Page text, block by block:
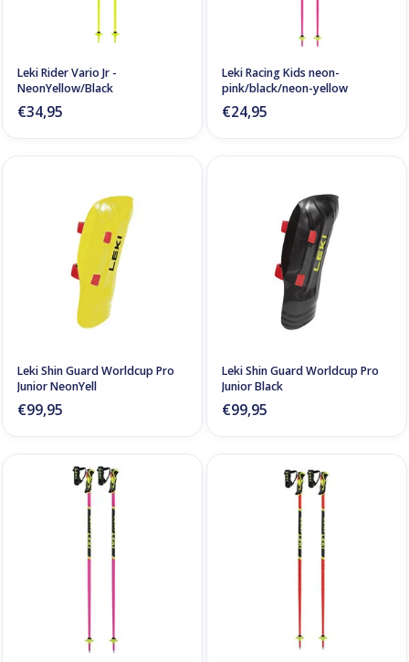
Leki Rider Vario Jr -
NeonYellow/Black
€34,95
Leki Racing Kids neon-
pink/black/neon-yellow
€24,95
Leki Shin Guard Worldcup Pro
Junior NeonYell
€99,95
Leki Shin Guard Worldcup Pro
Junior Black
€99,95